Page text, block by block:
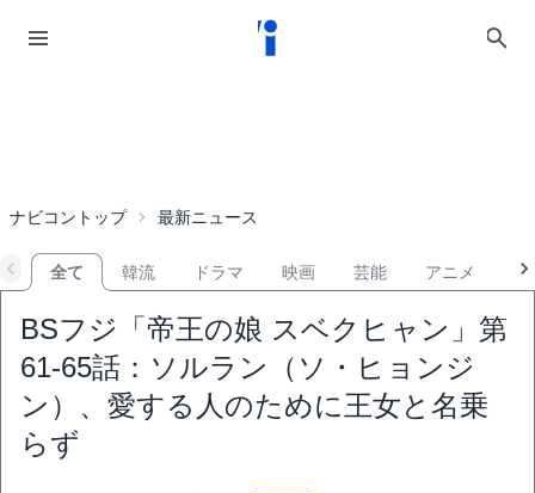
ナビコントップ 最新ニュース
全て 韓流 ドラマ 映画 芸能 アニメ
BSフジ「帝王の娘 スベクヒャン」第
61-65話：ソルラン（ソ・ヒョンジ
ン）、愛する人のために王女と名乗
らず